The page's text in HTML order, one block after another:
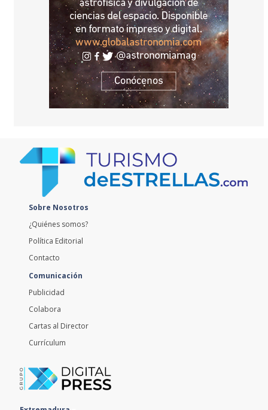
Sobre Nosotros
¿Quiénes somos?
Política Editorial
Contacto
Comunicación
Publicidad
Colabora
Cartas al Director
Currículum